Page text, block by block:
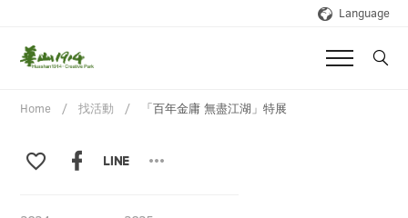
Language
Home 找活動 「百年金庸 無盡江湖」特展